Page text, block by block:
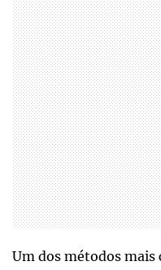
Um dos métodos mais